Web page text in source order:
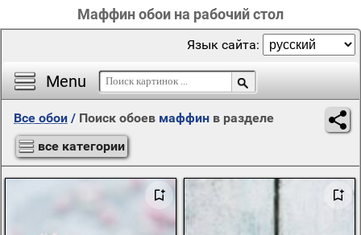
Маффин обои на рабочий стол
Menu
Язык сайта:
Все обои / Поиск обоев маффин в разделе
все категории